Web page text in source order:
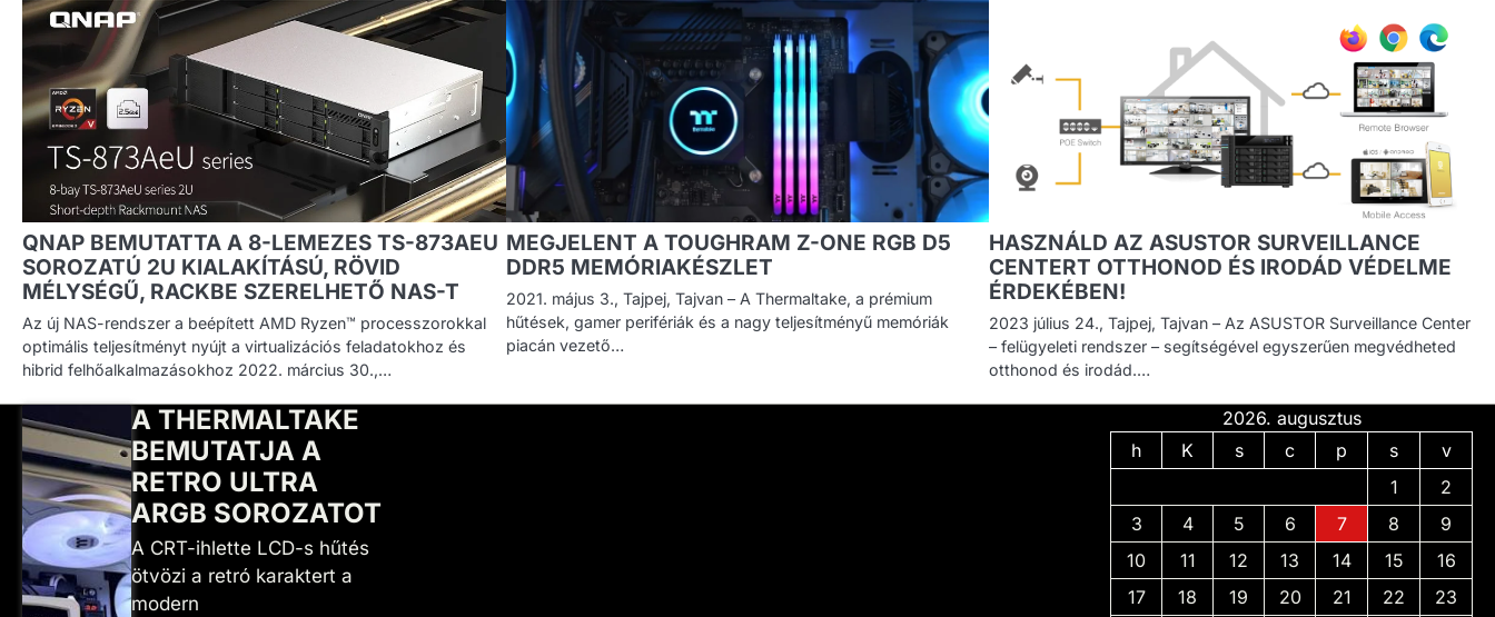
QNAP BEMUTATTA A 8-LEMEZES TS-873AEU
SOROZATÚ 2U KIALAKÍTÁSÚ, RÖVID
MÉLYSÉGŰ, RACKBE SZERELHETŐ NAS-T
Az új NAS-rendszer a beépített AMD Ryzen™ processzorokkal
optimális teljesítményt nyújt a virtualizációs feladatokhoz és
hibrid felhőalkalmazásokhoz 2022. március 30.,…
MEGJELENT A TOUGHRAM Z-ONE RGB D5
DDR5 MEMÓRIAKÉSZLET
2021. május 3., Tajpej, Tajvan – A Thermaltake, a prémium
hűtések, gamer perifériák és a nagy teljesítményű memóriák
piacán vezető…
HASZNÁLD AZ ASUSTOR SURVEILLANCE
CENTERT OTTHONOD ÉS IRODÁD VÉDELME
ÉRDEKÉBEN!
2023 július 24., Tajpej, Tajvan – Az ASUSTOR Surveillance Center
– felügyeleti rendszer – segítségével egyszerűen megvédheted
otthonod és irodád.…
A THERMALTAKE
BEMUTATJA A
RETRO ULTRA
ARGB SOROZATOT
A CRT-ihlette LCD-s hűtés
ötvözi a retró karaktert a
modern
2026. augusztus
h
K s c p s
v
1
2
3
4 5 6 7 8
9
10
11 12 13 14 15
16
17
18 19 20 21 22
23